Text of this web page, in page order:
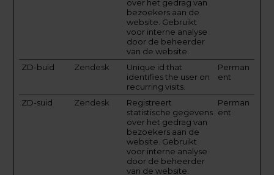
over het gedrag van
bezoekers aan de
website. Gebruikt
voor interne analyse
door de beheerder
van de website.
ZD-buid Zendesk
Unique id that
identifies the user on
recurring visits.
Perman
ent
ZD-suid Zendesk
Registreert
statistische gegevens
over het gedrag van
bezoekers aan de
website. Gebruikt
voor interne analyse
door de beheerder
van de website.
Perman
ent